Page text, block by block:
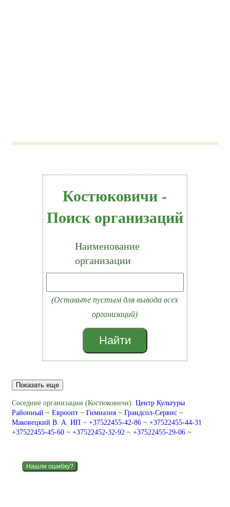
Костюковичи -
Поиск организаций
Наименование
организации
(Оставьте пустым для вывода всех
организаций)
Найти
Показать еще
Соседние организации (Костюковичи):Центр Культуры
Районный ~Евроопт ~Гимназия ~Грандсол-Сервис ~
Маковецкий В. А. ИП ~+37522455-42-86~+37522455-44-31
+37522455-45-60~+37522452-32-92~+37522455-29-06~
Нашли ошибку?